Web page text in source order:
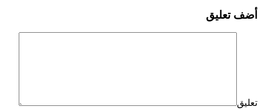
أضف تعليق
تعليق